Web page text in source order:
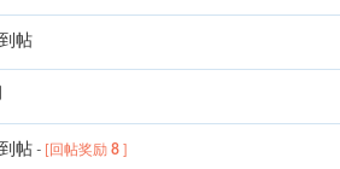
帖
帖 - [回帖奖励 8 ]